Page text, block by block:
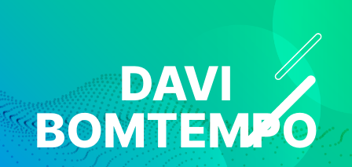
DAVI
BOMTEMPO